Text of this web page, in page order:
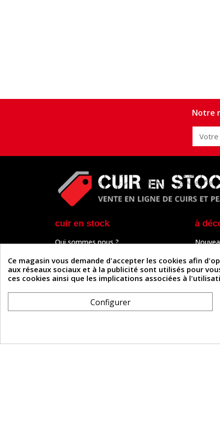
Notre
cuir en stock
Qui sommes nous ?
Paiement sécurisé
Un problème de connexion ?
Frais de livraison
Formulaire de rétractation
à
Outils
Tutos
Ce magasin vous demande d'accepter les cookies afin
aux réseaux sociaux et à la publicité sont utilisés pour
ces cookies ainsi que les implications associées à
Configurer